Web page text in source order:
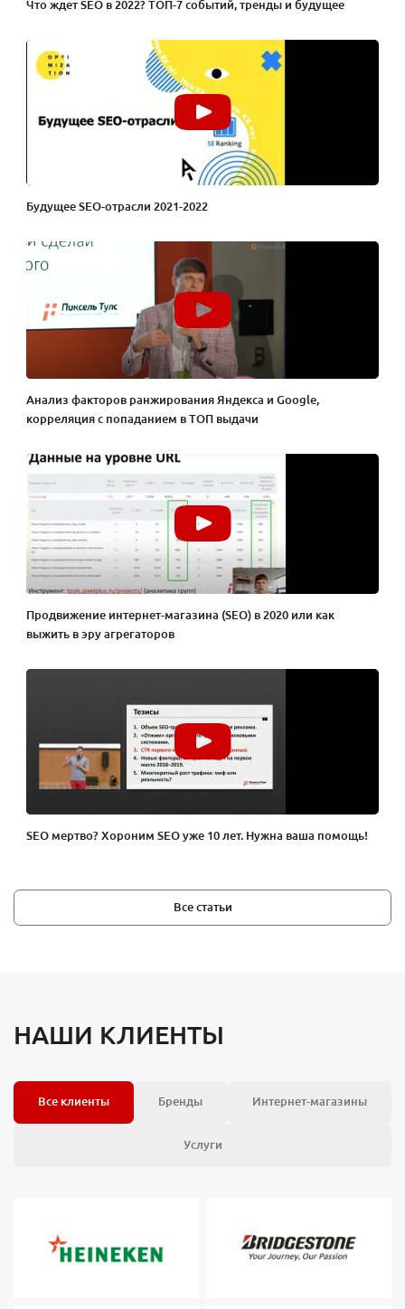
Что ждет SEO в 2022? ТОП-7 событий, тренды и будущее
Будущее SEO-отрасли 2021-2022
Анализ факторов ранжирования Яндекса и Google,
корреляция с попаданием в ТОП выдачи
Продвижение интернет-магазина (SEO) в 2020 или как
выжить в эру агрегаторов
SEO мертво? Хороним SEO уже 10 лет. Нужна ваша помощь!
Все статьи
НАШИ КЛИЕНТЫ
Все клиенты Бренды Интернет-магазины
Услуги